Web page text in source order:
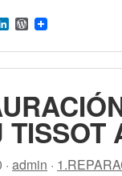
LinkedInWordPress
TISSOT
admin ·